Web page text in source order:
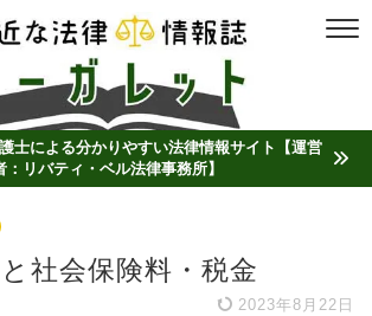
士による分かりやすい法律情報サイト【運営
：リバティ・ベル法律事務所】
社会保険料・税金
2023年8月22日